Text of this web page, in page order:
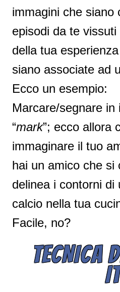
immagini che siano
episodi da te
della tua
siano associate ad
Ecco un esempio:
Marcare/segnare in
“mark”; ecco allora
immaginare il tuo
hai un amico che si
delinea i contorni di
calcio nella tua
Facile, no?
TECNICA